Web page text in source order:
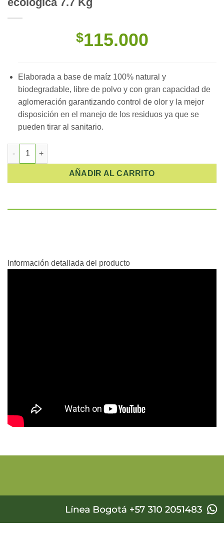
$115.000
Elaborada a base de maíz 100% natural y
biodegradable, libre de polvo y con gran capacidad de
aglomeración garantizando control de olor y la mejor
disposición en el manejo de los residuos ya que se
pueden tirar al sanitario.
Arena para gatos Cama sanitaria ecológica 7.7 Kg cantidad
AÑADIR AL CARRITO
Información detallada del producto